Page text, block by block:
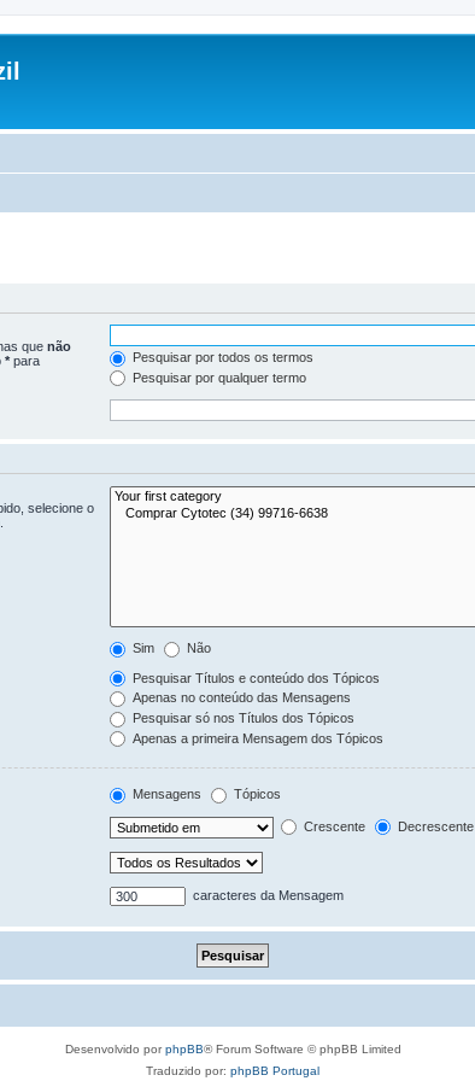
que não
* para
Pesquisar por todos os termos
Pesquisar por qualquer termo
selecione o
Sim Não
Pesquisar Títulos e conteúdo dos Tópicos
Apenas no conteúdo das Mensagens
Pesquisar só nos Títulos dos Tópicos
Apenas a primeira Mensagem dos Tópicos
Mensagens Tópicos
Crescente Decrescente
caracteres da Mensagem
Desenvolvido porphpBB® Forum Software © phpBB Limited
Traduzido por: phpBB Portugal